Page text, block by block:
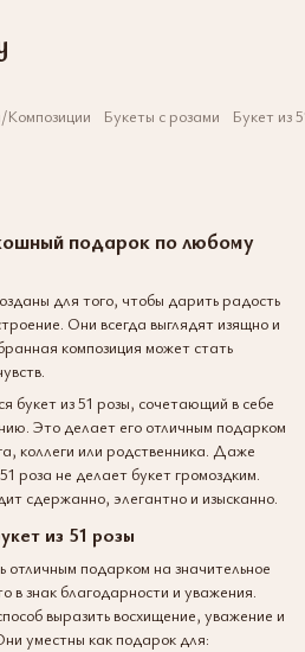
Букеты с розами Букет из
подарок по любому
для того, чтобы дарить радость
Они всегда выглядят изящно и
композиция может стать
букет из 51 розы, сочетающий в себе
Это делает его отличным подарком
коллеги или родственника. Даже
роза не делает букет громоздким.
сдержанно, элегантно и изысканно.
из 51 розы
отличным подарком на значительное
в знак благодарности и уважения.
выразить восхищение, уважение и
уместны как подарок для: